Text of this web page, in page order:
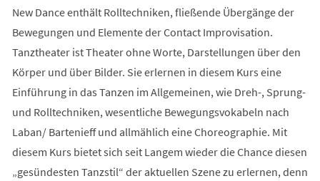
New Dance enthält Rolltechniken, fließende Übergänge der
Bewegungen und Elemente der Contact Improvisation.
Tanztheater ist Theater ohne Worte, Darstellungen über den
Körper und über Bilder. Sie erlernen in diesem Kurs eine
Einführung in das Tanzen im Allgemeinen, wie Dreh-, Sprung-
und Rolltechniken, wesentliche Bewegungsvokabeln nach
Laban/ Bartenieff und allmählich eine Choreographie. Mit
diesem Kurs bietet sich seit Langem wieder die Chance diesen
„gesündesten Tanzstil“ der aktuellen Szene zu erlernen, denn